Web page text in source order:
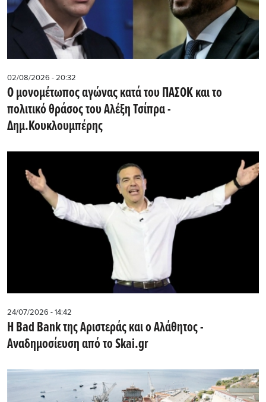
02/08/2026 - 20:32
Ο μονομέτωπος αγώνας κατά του ΠΑΣΟΚ και το
πολιτικό θράσος του Αλέξη Τσίπρα -
Δημ.Κουκλουμπέρης
24/07/2026 - 14:42
Η Bad Bank της Αριστεράς και ο Αλάθητος -
Αναδημοσίευση από το Skai.gr